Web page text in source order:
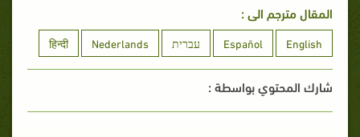
المقال مترجم الى :
English
Español עברית Nederlands
हिन्दी
شارك المحتوي بواسطة :